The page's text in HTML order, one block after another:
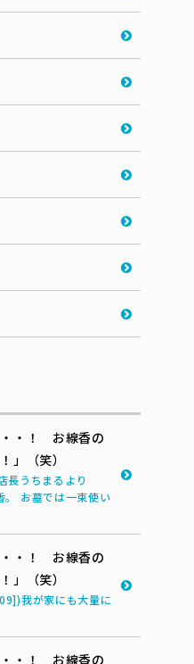
・・！ お線香の
」（笑）
長うちまるより
お墓では一束使い
・・！ お線香の
」（笑）
我が家にも大量に
・・！ お線香の